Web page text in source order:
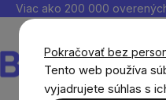
Pokračovať bez
Tento web používa
vyjadrujete súhlas s
PrejsťViac ako 200 000